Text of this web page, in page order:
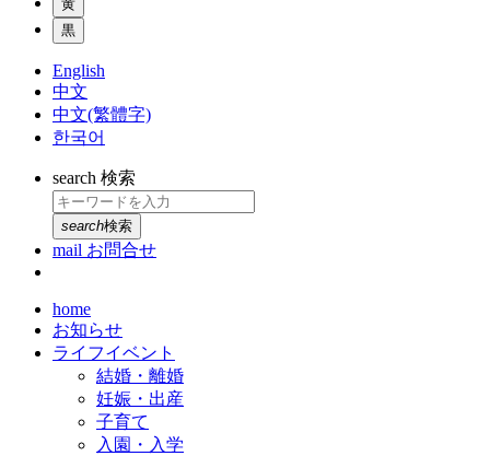
黄
黒
English
中文
中文(繁體字)
한국어
search 検索
search検索
mail お問合せ
home
お知らせ
ライフイベント
結婚・離婚
妊娠・出産
子育て
入園・入学